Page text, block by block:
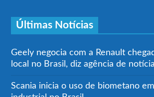
Últimas Notícias
Geely negocia com a Renault
local no Brasil, diz agência de
Scania inicia o uso de biometano